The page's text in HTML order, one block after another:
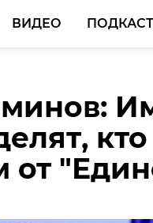
ВИДЕО
кто
от